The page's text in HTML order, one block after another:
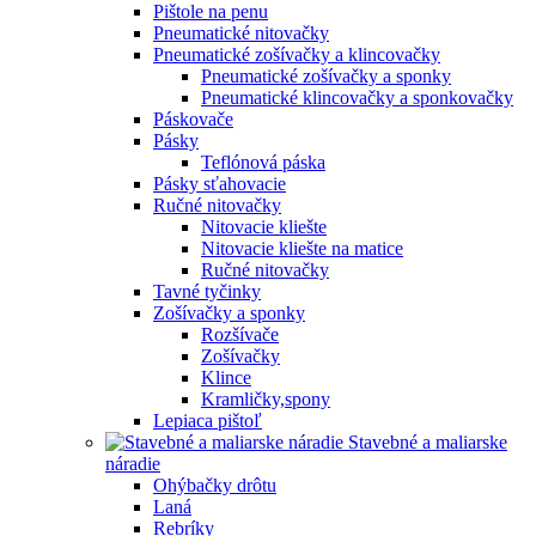
Pištole na penu
Pneumatické nitovačky
Pneumatické zošívačky a klincovačky
Pneumatické zošívačky a sponky
Pneumatické klincovačky a sponkovačky
Páskovače
Pásky
Teflónová páska
Pásky sťahovacie
Ručné nitovačky
Nitovacie kliešte
Nitovacie kliešte na matice
Ručné nitovačky
Tavné tyčinky
Zošívačky a sponky
Rozšívače
Zošívačky
Klince
Kramličky,spony
Lepiaca pištoľ
Stavebné a maliarske
náradie
Ohýbačky drôtu
Laná
Rebríky